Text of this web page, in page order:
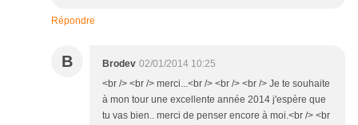
Répondre
B Brodev 02/01/2014 10:25
<br /> <br /> merci...<br /> <br /> <br /> Je te souhaite
à mon tour une excellente année 2014 j'espère que
tu vas bien.. merci de penser encore à moi.<br /> <br